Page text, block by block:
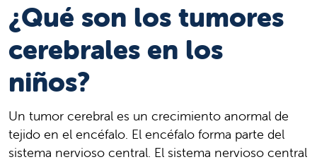
¿Qué son los tumores
cerebrales en los
niños?
Un tumor cerebral es un crecimiento anormal de
tejido en el encéfalo. El encéfalo forma parte del
sistema nervioso central. El sistema nervioso central